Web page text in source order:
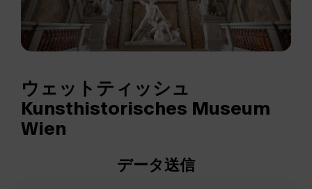
ウェットティッシュ
Kunsthistorisches Museum
Wien
データ送信